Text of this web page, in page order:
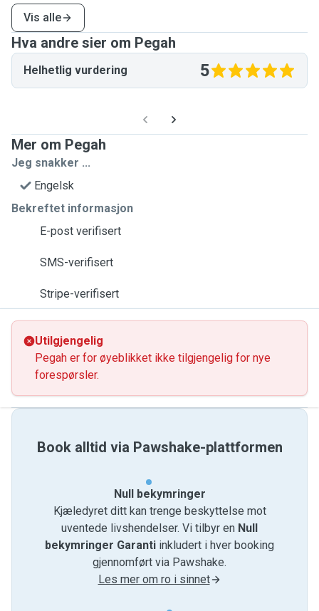
Vis alle
Hva andre sier om Pegah
Helhetlig vurdering 5
Mer om Pegah
Jeg snakker ...
Engelsk
Bekreftet informasjon
E-post verifisert
SMS-verifisert
Stripe-verifisert
Utilgjengelig
Pegah er for øyeblikket ikke tilgjengelig for nye
forespørsler.
Book alltid via Pawshake-plattformen
Null bekymringer
Kjæledyret ditt kan trenge beskyttelse mot
uventede livshendelser. Vi tilbyr en Null
bekymringer Garanti inkludert i hver booking
gjennomført via Pawshake.
Les mer om ro i sinnet